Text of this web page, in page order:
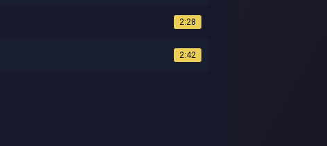
2:28
2:42